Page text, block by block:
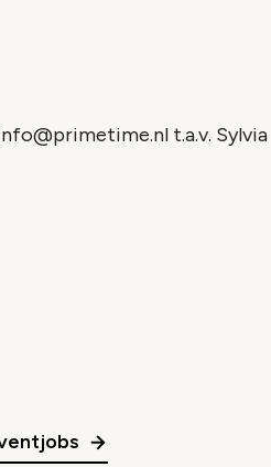
t.a.v. Sylvia